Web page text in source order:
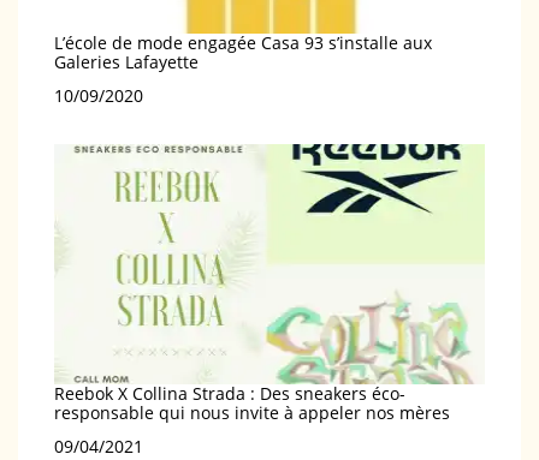
L’école de mode engagée Casa 93 s’installe aux
Galeries Lafayette
Date
10/09/2020
Reebok X Collina Strada : Des sneakers éco-
responsable qui nous invite à appeler nos mères
Date
09/04/2021